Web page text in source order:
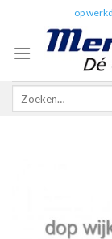
content
op
Zoeken